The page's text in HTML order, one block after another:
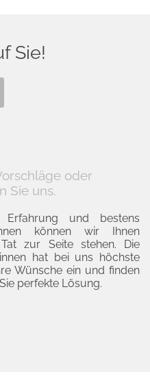
Sie!
oder
Sie uns.
Erfahrung und bestens
können wir Ihnen
zur Seite stehen. Die
hat bei uns höchste
Wünsche ein und finden
perfekte Lösung.